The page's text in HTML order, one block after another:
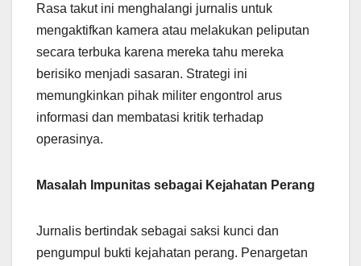
Rasa takut ini menghalangi jurnalis untuk
mengaktifkan kamera atau melakukan peliputan
secara terbuka karena mereka tahu mereka
berisiko menjadi sasaran. Strategi ini
memungkinkan pihak militer engontrol arus
informasi dan membatasi kritik terhadap
operasinya.
Masalah Impunitas sebagai Kejahatan Perang
Jurnalis bertindak sebagai saksi kunci dan
pengumpul bukti kejahatan perang. Penargetan